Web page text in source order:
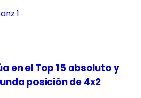
en el Top 15 absoluto y
posición de 4x2